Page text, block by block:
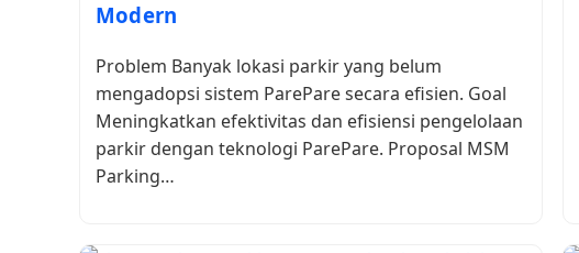
Modern
Problem Banyak lokasi parkir yang belum
mengadopsi sistem ParePare secara efisien. Goal
Meningkatkan efektivitas dan efisiensi pengelolaan
parkir dengan teknologi ParePare. Proposal MSM
Parking…